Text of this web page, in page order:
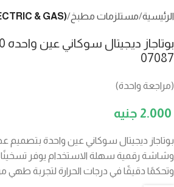
الرئيسية مستلزمات مطبخ & GAS)
07087
(مراجعة واحدة)
2.000
بوتاجاز ديجيتال سوكاني عين واحدة بتصميم
وشاشة رقمية سهلة الاستخدام يوفر
وتحكمًا دقيقًا في درجات الحرارة لتجربة طهي